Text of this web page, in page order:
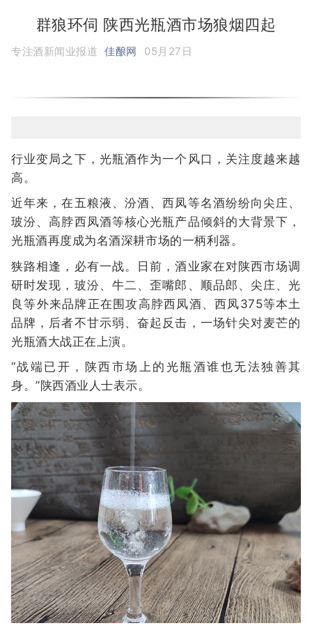
群狼环伺 陕西光瓶酒市场狼烟四起
专注酒新闻业报道 佳酿网 05月27日
行业变局之下，光瓶酒作为一个风口，关注度越来越
高。
近年来，在五粮液、汾酒、西凤等名酒纷纷向尖庄、
玻汾、高脖西凤酒等核心光瓶产品倾斜的大背景下，
光瓶酒再度成为名酒深耕市场的一柄利器。
狭路相逢，必有一战。日前，酒业家在对陕西市场调
研时发现，玻汾、牛二、歪嘴郎、顺品郎、尖庄、光
良等外来品牌正在围攻高脖西凤酒、西凤375等本土
品牌，后者不甘示弱、奋起反击，一场针尖对麦芒的
光瓶酒大战正在上演。
“战端已开，陕西市场上的光瓶酒谁也无法独善其
身。”陕西酒业人士表示。